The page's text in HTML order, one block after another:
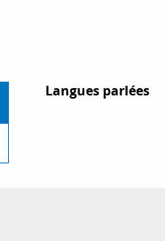
Langues parlées
Langues parlées